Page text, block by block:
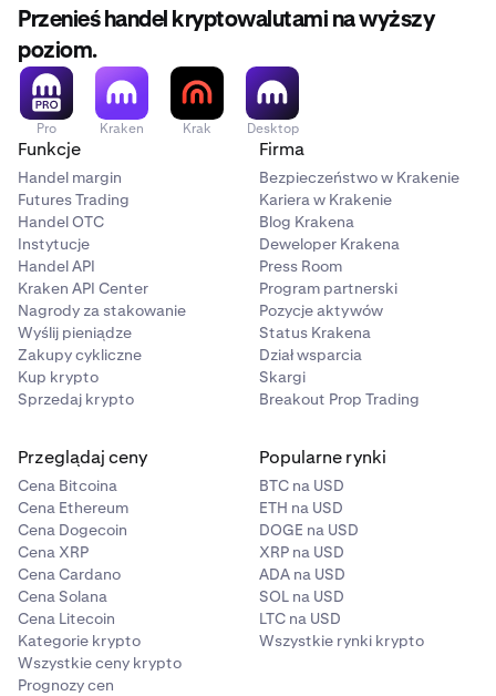
Przenieś handel kryptowalutami na wyższy
poziom.
Pro Kraken Krak Desktop
Funkcje
Handel margin
Futures Trading
Handel OTC
Instytucje
Handel API
Kraken API Center
Nagrody za stakowanie
Wyślij pieniądze
Zakupy cykliczne
Kup krypto
Sprzedaj krypto
Firma
Bezpieczeństwo w Krakenie
Kariera w Krakenie
Blog Krakena
Deweloper Krakena
Press Room
Program partnerski
Pozycje aktywów
Status Krakena
Dział wsparcia
Skargi
Breakout Prop Trading
Przeglądaj ceny
Cena Bitcoina
Cena Ethereum
Cena Dogecoin
Cena XRP
Cena Cardano
Cena Solana
Cena Litecoin
Kategorie krypto
Wszystkie ceny krypto
Prognozy cen
Popularne rynki
BTC na USD
ETH na USD
DOGE na USD
XRP na USD
ADA na USD
SOL na USD
LTC na USD
Wszystkie rynki krypto